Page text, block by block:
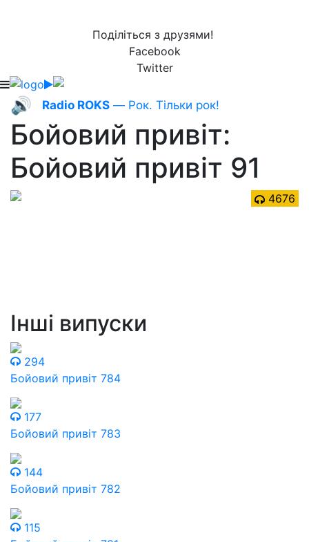
Поділіться з друзями!
Facebook
Twitter
🔊 Radio ROKS — Рок. Тільки рок!
Бойовий привіт:
Бойовий привіт 91
4676
Інші випуски
294
Бойовий привіт 784
177
Бойовий привіт 783
144
Бойовий привіт 782
115